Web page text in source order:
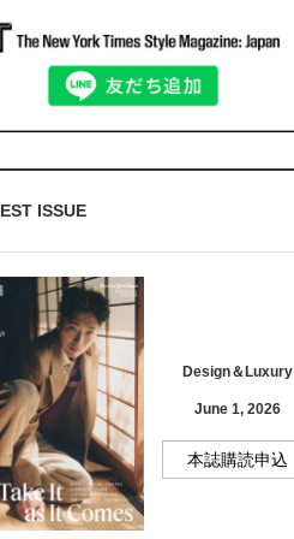
ISSUE
Design＆Luxury
June 1, 2026
本誌購読申込